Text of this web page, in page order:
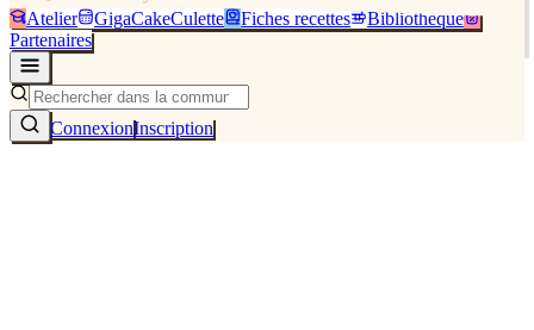
Atelier GigaCakeCulette Fiches recettes
Bibliothèque
Partenaires
ConnexionInscription